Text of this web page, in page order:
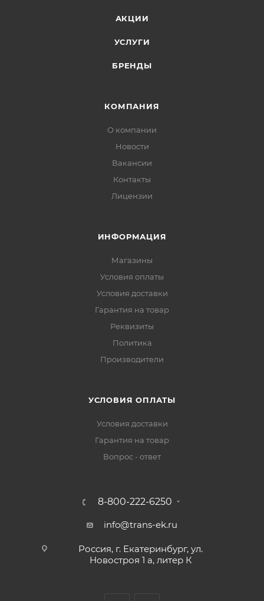
АКЦИИ
УСЛУГИ
БРЕНДЫ
КОМПАНИЯ
О компании
Новости
Вакансии
Контакты
Лицензии
ИНФОРМАЦИЯ
Магазины
Условия оплаты
Условия доставки
Гарантия на товар
Реквизиты
Политика
Производители
УСЛОВИЯ ОПЛАТЫ
Условия доставки
Гарантия на товар
Вопрос - ответ
8-800-222-6250
info@trans-ek.ru
Россия, г. Екатеринбург, ул.
Новостроя 1 а, литер К